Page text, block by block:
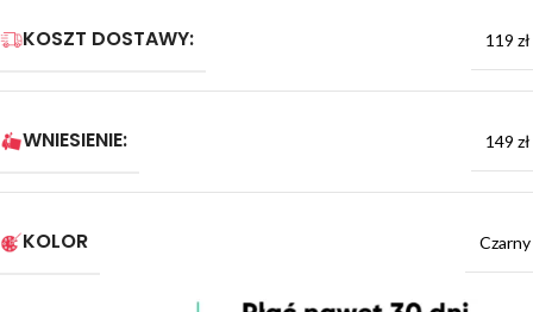
KOSZT DOSTAWY: 119 zł
WNIESIENIE: 149 zł
KOLOR Czarny